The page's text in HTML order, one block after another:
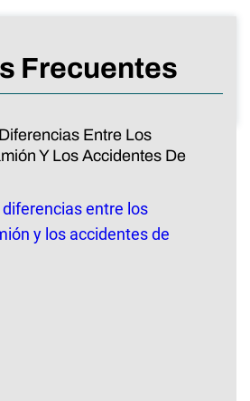
Frecuentes
Entre Los
Y Los Accidentes De